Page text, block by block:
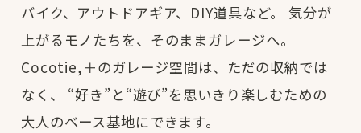
バイク、アウトドアギア、DIY道具など。
気分が
上がるモノたちを、そのままガレージへ。
Cocotie,＋のガレージ空間は、ただの収納では
なく、
“好き”と“遊び”を思いきり楽しむための
大人のベース基地にできます。